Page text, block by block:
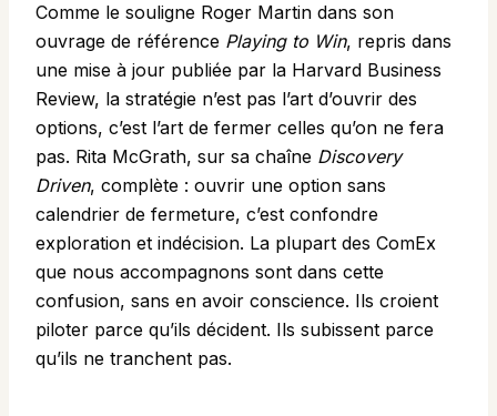
Comme le souligne Roger Martin dans son
ouvrage de référence Playing to Win, repris dans
une mise à jour publiée par la Harvard Business
Review, la stratégie n’est pas l’art d’ouvrir des
options, c’est l’art de fermer celles qu’on ne fera
pas. Rita McGrath, sur sa chaîne Discovery
Driven, complète : ouvrir une option sans
calendrier de fermeture, c’est confondre
exploration et indécision. La plupart des ComEx
que nous accompagnons sont dans cette
confusion, sans en avoir conscience. Ils croient
piloter parce qu’ils décident. Ils subissent parce
qu’ils ne tranchent pas.